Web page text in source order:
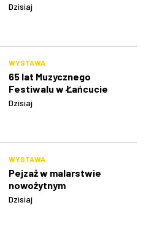
Dzisiaj
WYSTAWA
65 lat Muzycznego
Festiwalu w Łańcucie
Dzisiaj
WYSTAWA
Pejzaż w malarstwie
nowożytnym
Dzisiaj